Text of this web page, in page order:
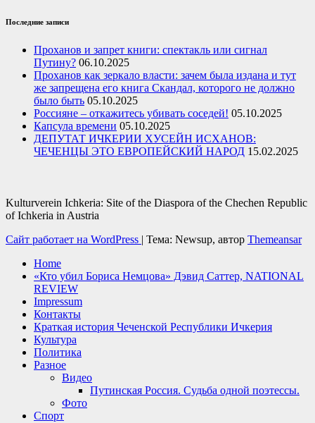
Последние записи
Проханов и запрет книги: спектакль или сигнал
Путину? 06.10.2025
Проханов как зеркало власти: зачем была издана и тут
же запрещена его книга Скандал, которого не должно
было быть 05.10.2025
Россияне – откажитесь убивать соседей! 05.10.2025
Капсула времени 05.10.2025
ДЕПУТАТ ИЧКЕРИИ ХУСЕЙН ИСХАНОВ:
ЧЕЧЕНЦЫ ЭТО ЕВРОПЕЙСКИЙ НАРОД 15.02.2025
Kulturverein Ichkeria: Site of the Diaspora of the Chechen Republic
of Ichkeria in Austria
Сайт работает на WordPress | Тема: Newsup, автор Themeansar
Home
«Кто убил Бориса Немцова» Дэвид Саттер, NATIONAL
REVIEW
Impressum
Контакты
Краткая история Чеченской Республики Ичкерия
Культура
Политика
Разное
Видео
Путинская Россия. Судьба одной поэтессы.
Фото
Спорт